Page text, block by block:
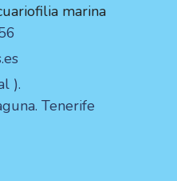
marina
).
Tenerife